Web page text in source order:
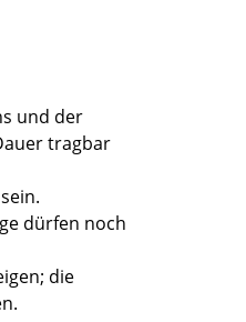
und der
tragbar
dürfen noch
die